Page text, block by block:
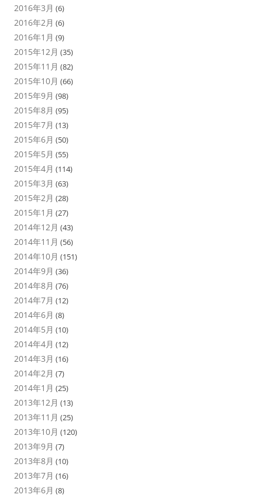
2016年3月 (6)
2016年2月 (6)
2016年1月 (9)
2015年12月 (35)
2015年11月 (82)
2015年10月 (66)
2015年9月 (98)
2015年8月 (95)
2015年7月 (13)
2015年6月 (50)
2015年5月 (55)
2015年4月 (114)
2015年3月 (63)
2015年2月 (28)
2015年1月 (27)
2014年12月 (43)
2014年11月 (56)
2014年10月 (151)
2014年9月 (36)
2014年8月 (76)
2014年7月 (12)
2014年6月 (8)
2014年5月 (10)
2014年4月 (12)
2014年3月 (16)
2014年2月 (7)
2014年1月 (25)
2013年12月 (13)
2013年11月 (25)
2013年10月 (120)
2013年9月 (7)
2013年8月 (10)
2013年7月 (16)
2013年6月 (8)